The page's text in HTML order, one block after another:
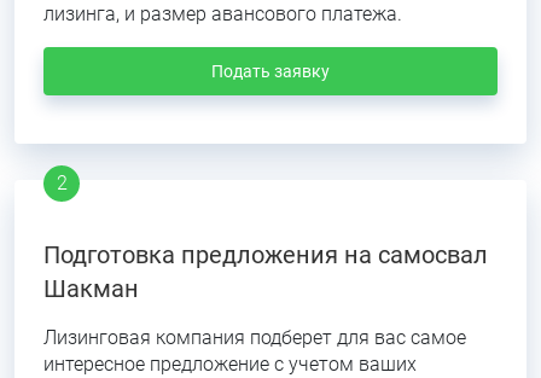
лизинга, и размер авансового платежа.
Подать заявку
Подготовка предложения на самосвал
Шакман
Лизинговая компания подберет для вас самое
интересное предложение с учетом ваших